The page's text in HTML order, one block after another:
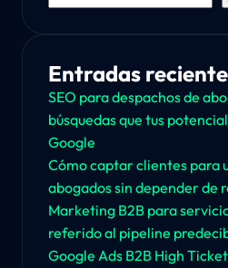
Entradas
SEO para despachos de
búsquedas que tus
Google
Cómo captar clientes para
abogados sin depender de
Marketing B2B para
referido al pipeline
Google Ads B2B High